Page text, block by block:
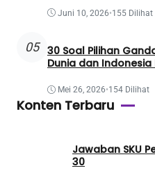
Juni 10, 2026•155 Dilihat
05 30 Soal Pilihan
Dunia dan
Mei 26, 2026•154 Dilihat
Konten Terbaru
Jawaban SKU
30